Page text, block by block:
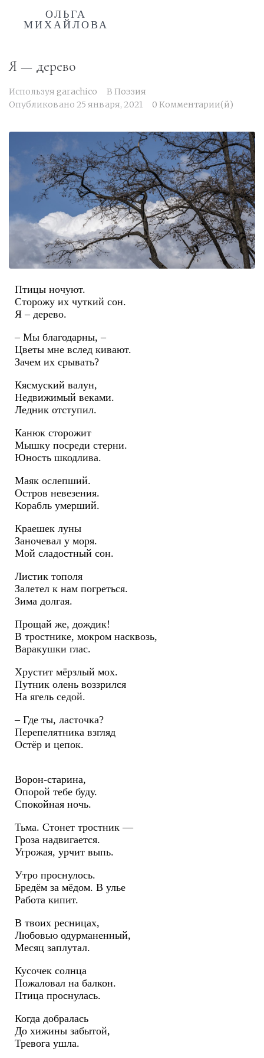
ОЛЬГА
МИХАЙЛОВА
Я — дерево
Используя garachico В Поэзия
Опубликовано 25 января, 2021 0 Комментарии(й)
Птицы ночуют.
Сторожу их чуткий сон.
Я – дерево.
– Мы благодарны, –
Цветы мне вслед кивают.
Зачем их срывать?
Кясмуский валун,
Недвижимый веками.
Ледник отступил.
Канюк сторожит
Мышку посреди стерни.
Юность шкодлива.
Маяк ослепший.
Остров невезения.
Корабль умерший.
Краешек луны
Заночевал у моря.
Мой сладостный сон.
Листик тополя
Залетел к нам погреться.
Зима долгая.
Прощай же, дождик!
В тростнике, мокром насквозь,
Варакушки глас.
Хрустит мёрзлый мох.
Путник олень воззрился
На ягель седой.
– Где ты, ласточка?
Перепелятника взгляд
Остёр и цепок.
Ворон-старина,
Опорой тебе буду.
Спокойная ночь.
Тьма. Стонет тростник —
Гроза надвигается.
Угрожая, урчит выпь.
Утро проснулось.
Бредём за мёдом. В улье
Работа кипит.
В твоих ресницах,
Любовью одурманенный,
Месяц заплутал.
Кусочек солнца
Пожаловал на балкон.
Птица проснулась.
Когда добралась
До хижины забытой,
Тревога ушла.